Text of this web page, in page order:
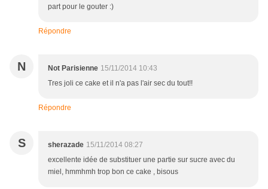
part pour le gouter :)
Répondre
N Not Parisienne 15/11/2014 10:43
Tres joli ce cake et il n'a pas l'air sec du tout!!
Répondre
S sherazade 15/11/2014 08:27
excellente idée de substituer une partie sur sucre avec du
miel, hmmhmh trop bon ce cake , bisous